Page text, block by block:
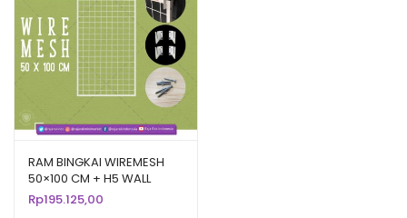
RAM BINGKAI WIREMESH
50×100 CM + H5 WALL
PUTIH | Rak Dinding
Gantung Mundo Toko
Rp195.125,00